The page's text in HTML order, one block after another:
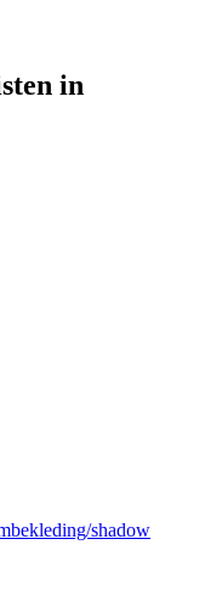
in
shadow